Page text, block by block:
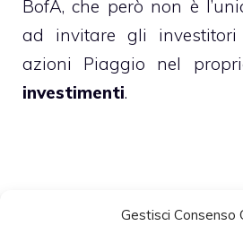
Gestisci Consenso
BofA, che però non è
ad invitare gli
azioni Piaggio nel
investimenti.